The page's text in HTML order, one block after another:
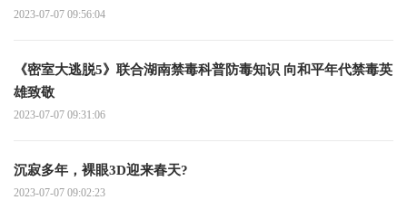
2023-07-07 09:56:04
《密室大逃脱5》联合湖南禁毒科普防毒知识 向和平年代禁毒英
雄致敬
2023-07-07 09:31:06
沉寂多年，裸眼3D迎来春天?
2023-07-07 09:02:23